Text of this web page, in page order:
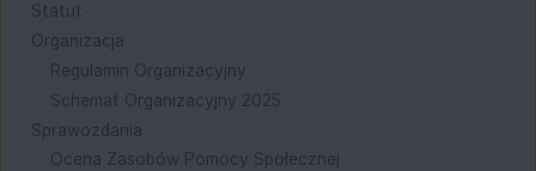
Statut
Organizacja
Regulamin Organizacyjny
Schemat Organizacyjny 2025
Sprawozdania
Ocena Zasobów Pomocy Społecznej